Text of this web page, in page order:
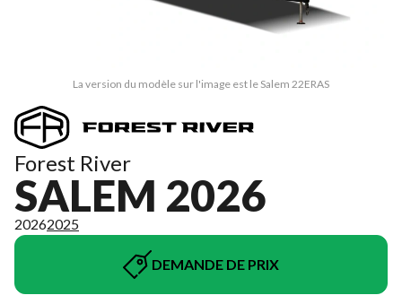
La version du modèle sur l'image est le Salem 22ERAS
Forest River
SALEM 2026
20262025
DEMANDE DE PRIX